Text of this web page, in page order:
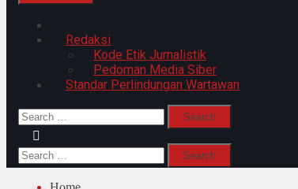
Redaksi
Kode Etik Jurnalistik
Pedoman Media Siber
Standar Perlindungan Wartawan
Search
for:
Search
for: